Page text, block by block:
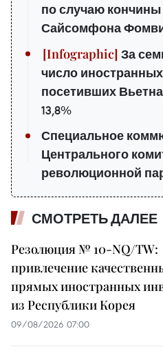
по случаю
Сайсомфона
За
число
посетивших
13,8%
Специальное
Центрального
революционной
СМОТРЕТЬ ДАЛЕЕ
Резолюция № 10-NQ/TW:
привлечение
прямых иностранных
из Республики Корея
09/08/2026 07:00